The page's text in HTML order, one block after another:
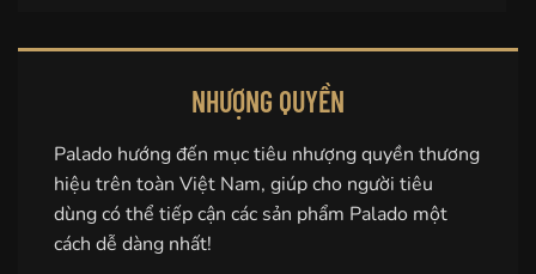
NHƯỢNG QUYỀN
Palado hướng đến mục tiêu nhượng quyền thương
hiệu trên toàn Việt Nam, giúp cho người tiêu
dùng có thể tiếp cận các sản phẩm Palado một
cách dễ dàng nhất!